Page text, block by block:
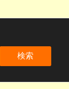
検索